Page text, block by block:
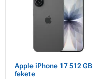
Apple iPhone 17 512 GB
fekete